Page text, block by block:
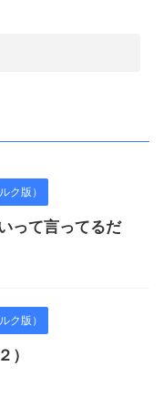
ク版）
って言ってるだ
ク版）
）